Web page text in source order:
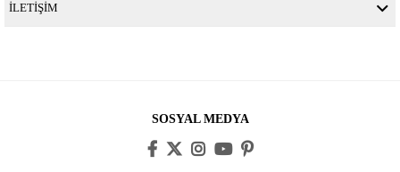
İLETİŞİM
SOSYAL MEDYA